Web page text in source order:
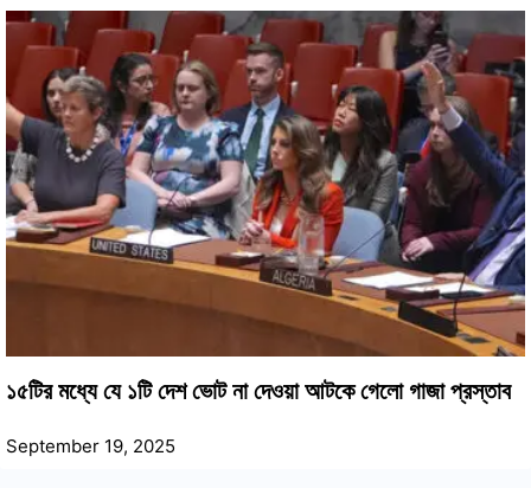
১৫টির মধ্যে যে ১টি দেশ ভোট না দেওয়া আটকে গেলো গাজা প্রস্তাব
September 19, 2025